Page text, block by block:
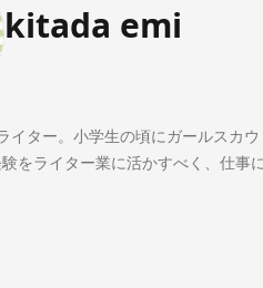
kitada emi
イター。小学生の頃にガールスカ
をライター業に活かすべく、仕事